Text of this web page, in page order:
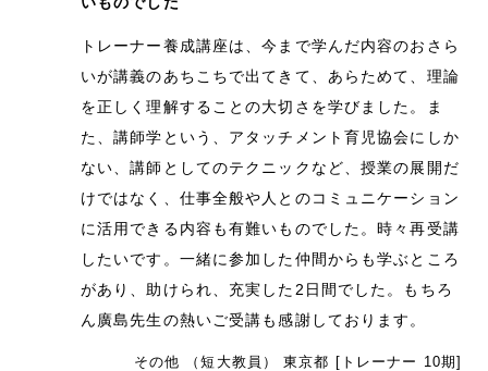
トレーナー養成講座は、今まで学んだ内容のおさら
いが講義のあちこちで出てきて、あらためて、理論
を正しく理解することの大切さを学びました。ま
た、講師学という、アタッチメント育児協会にしか
ない、講師としてのテクニックなど、授業の展開だ
けではなく、仕事全般や人とのコミュニケーション
に活用できる内容も有難いものでした。時々再受講
したいです。一緒に参加した仲間からも学ぶところ
があり、助けられ、充実した2日間でした。もちろ
ん廣島先生の熱いご受講も感謝しております。
その他 （短大教員） 東京都 [トレーナー 10期]